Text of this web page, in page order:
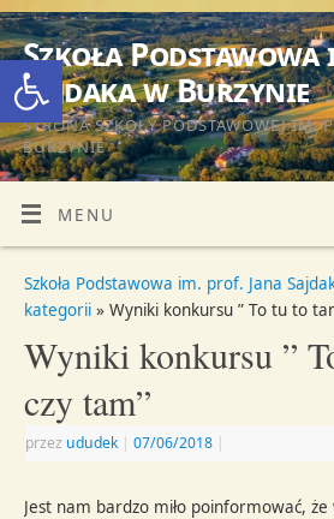
Otwórz pasek narzędzi
Szkoła Podstawowa
Sajdaka w Burzynie
STRONA SZKOŁY PODSTAWOWEJ IM.
BURZYNIE
MENU
Szkoła Podstawowa im. prof. Jana
kategorii » Wyniki konkursu ” To tu to
Wyniki konkursu ”
czy tam”
przez ududek | 07/06/2018 |
Jest nam bardzo miło poinformować,